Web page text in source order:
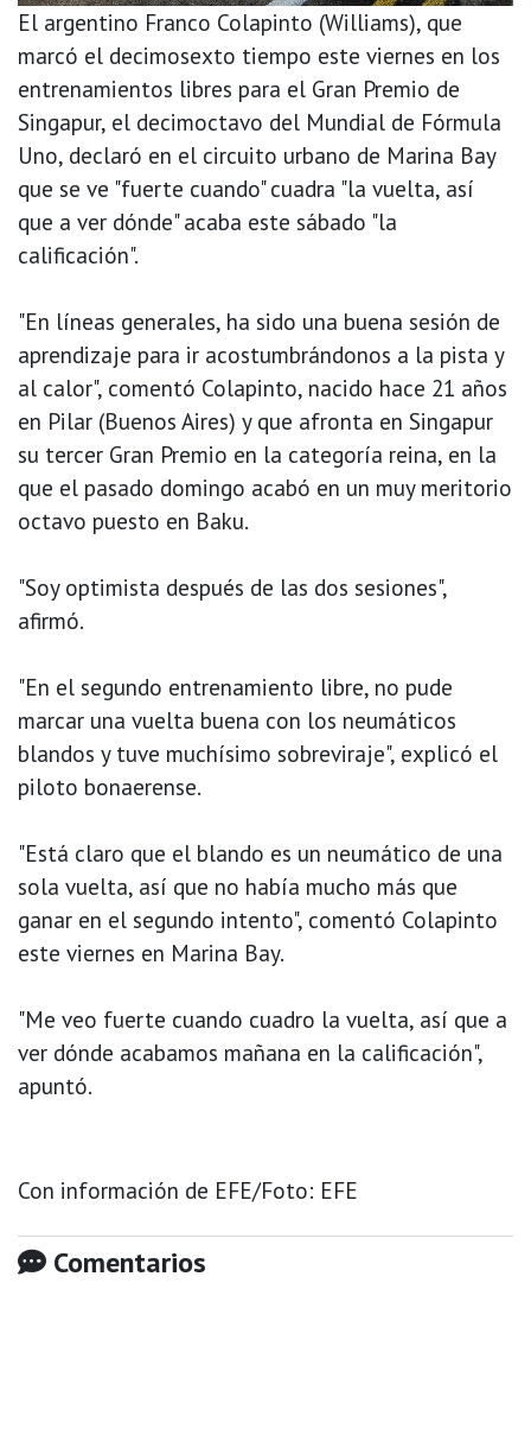
El argentino Franco Colapinto (Williams), que
marcó el decimosexto tiempo este viernes en los
entrenamientos libres para el Gran Premio de
Singapur, el decimoctavo del Mundial de Fórmula
Uno, declaró en el circuito urbano de Marina Bay
que se ve "fuerte cuando" cuadra "la vuelta, así
que a ver dónde" acaba este sábado "la
calificación".
"En líneas generales, ha sido una buena sesión de
aprendizaje para ir acostumbrándonos a la pista y
al calor", comentó Colapinto, nacido hace 21 años
en Pilar (Buenos Aires) y que afronta en Singapur
su tercer Gran Premio en la categoría reina, en la
que el pasado domingo acabó en un muy meritorio
octavo puesto en Baku.
"Soy optimista después de las dos sesiones",
afirmó.
"En el segundo entrenamiento libre, no pude
marcar una vuelta buena con los neumáticos
blandos y tuve muchísimo sobreviraje", explicó el
piloto bonaerense.
"Está claro que el blando es un neumático de una
sola vuelta, así que no había mucho más que
ganar en el segundo intento", comentó Colapinto
este viernes en Marina Bay.
"Me veo fuerte cuando cuadro la vuelta, así que a
ver dónde acabamos mañana en la calificación",
apuntó.
Con información de EFE/Foto: EFE
Comentarios